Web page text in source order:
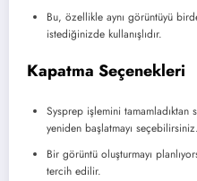
Bu, özellikle aynı görüntüyü
istediğinizde kullanışlıdır.
Kapatma Seçenekleri
Sysprep işlemini tamamladıktan
yeniden başlatmayı seçebilirsiniz.
Bir görüntü oluşturmayı
tercih edilir.